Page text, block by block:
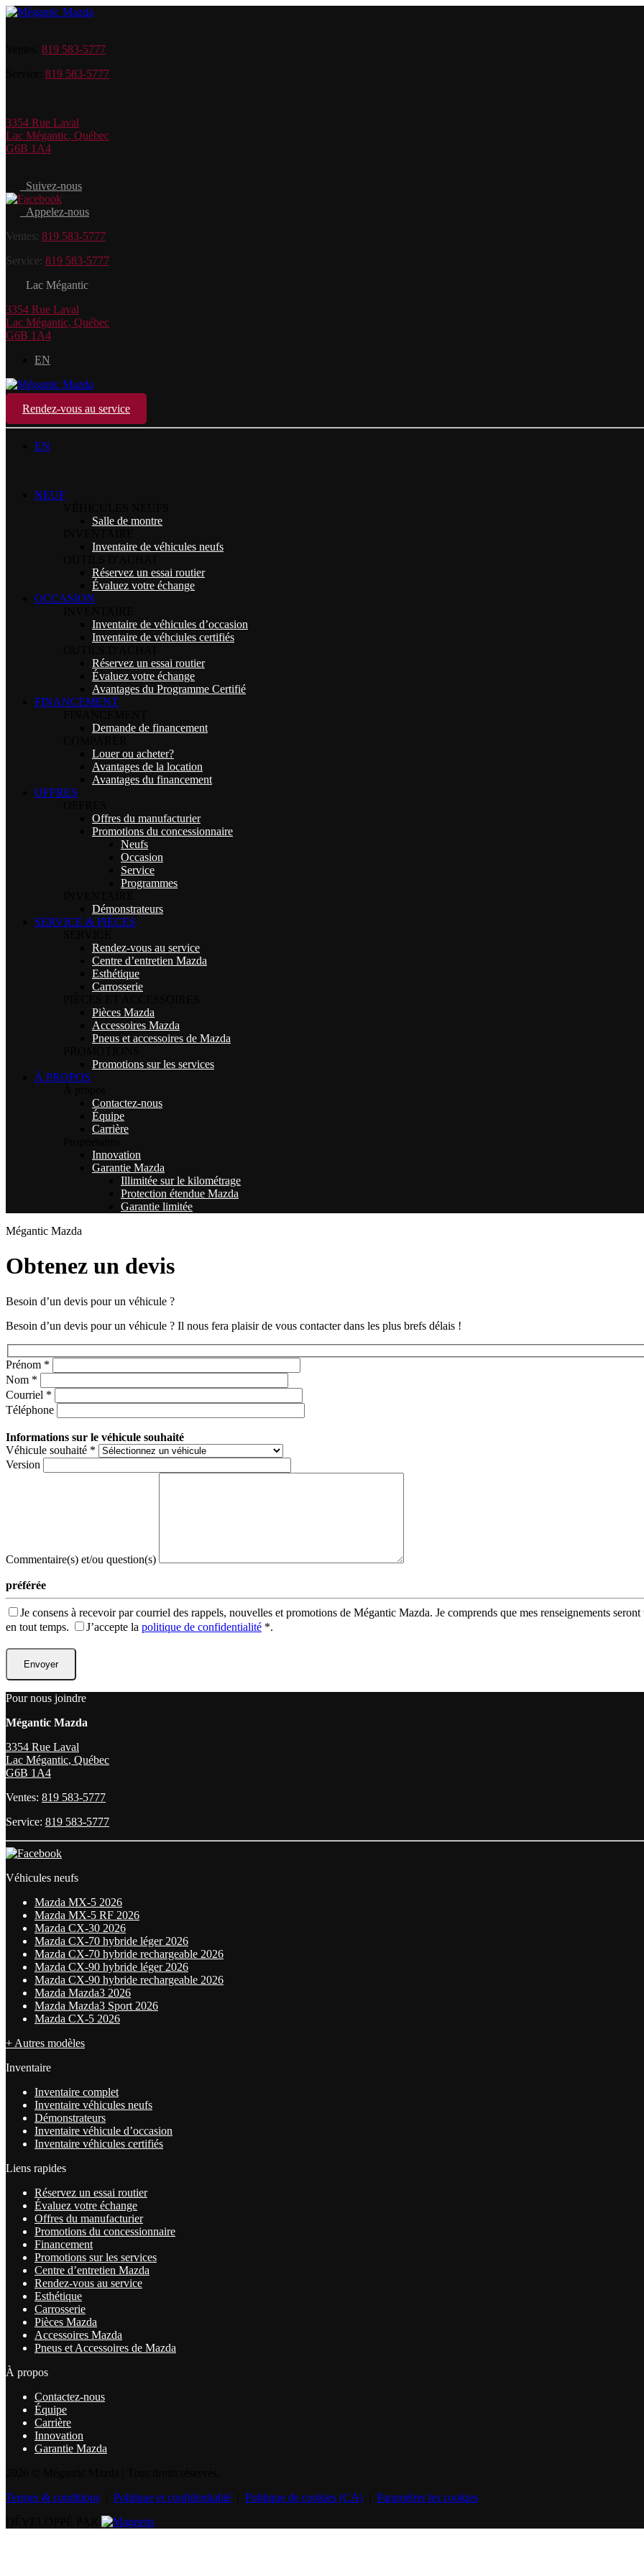
819 583-5777
819 583-5777
3354 Rue Laval
Lac Mégantic, Québec
G6B 1A4
Suivez-nous
Appelez-nous
Ventes: 819 583-5777
Service: 819 583-5777
Lac Mégantic
3354 Rue Laval
Lac Mégantic, Québec
G6B 1A4
EN
Rendez-vous au service
EN
NEUF
Salle de montre
Inventaire de véhicules neufs
Réservez un essai routier
Évaluez votre échange
OCCASION
Inventaire de véhicules d’occasion
Inventaire de véhciules certifiés
Réservez un essai routier
Évaluez votre échange
Avantages du Programme Certifié
FINANCEMENT
Demande de financement
Louer ou acheter?
Avantages de la location
Avantages du financement
OFFRES
Offres du manufacturier
Promotions du concessionnaire
Neufs
Occasion
Service
Programmes
Démonstrateurs
SERVICE & PIÈCES
Rendez-vous au service
Centre d’entretien Mazda
Esthétique
Carrosserie
Pièces Mazda
Accessoires Mazda
Pneus et accessoires de Mazda
Promotions sur les services
À PROPOS
Contactez-nous
Équipe
Carrière
Innovation
Garantie Mazda
Illimitée sur le kilométrage
Protection étendue Mazda
Garantie limitée
Mégantic Mazda
Obtenez un devis
Besoin d’un devis pour un véhicule ?
Besoin d’un devis pour un véhicule ? Il nous fera plaisir de vous contacter dans les plus brefs délais !
Prénom *
Nom *
Courriel *
Téléphone
Informations sur le véhicule souhaité
Véhicule souhaité *
Version
Commentaire(s) et/ou question(s)
préférée
Je consens à recevoir par courriel des rappels, nouvelles et promotions de Mégantic Mazda. Je comprends que mes renseignements
en tout temps.
J’accepte la politique de confidentialité *.
Pour nous joindre
Mégantic Mazda
3354 Rue Laval
Lac Mégantic, Québec
G6B 1A4
Ventes: 819 583-5777
Service: 819 583-5777
Véhicules neufs
Mazda MX-5 2026
Mazda MX-5 RF 2026
Mazda CX-30 2026
Mazda CX-70 hybride léger 2026
Mazda CX-70 hybride rechargeable 2026
Mazda CX-90 hybride léger 2026
Mazda CX-90 hybride rechargeable 2026
Mazda Mazda3 2026
Mazda Mazda3 Sport 2026
Mazda CX-5 2026
+ Autres modèles
Inventaire
Inventaire complet
Inventaire véhicules neufs
Démonstrateurs
Inventaire véhicule d’occasion
Inventaire véhicules certifiés
Liens rapides
Réservez un essai routier
Évaluez votre échange
Offres du manufacturier
Promotions du concessionnaire
Financement
Promotions sur les services
Centre d’entretien Mazda
Rendez-vous au service
Esthétique
Carrosserie
Pièces Mazda
Accessoires Mazda
Pneus et Accessoires de Mazda
À propos
Contactez-nous
Équipe
Carrière
Innovation
Garantie Mazda
Termes & conditions
Politique et confidentialité Politique de cookies (CA)
Paramétrer les cookies